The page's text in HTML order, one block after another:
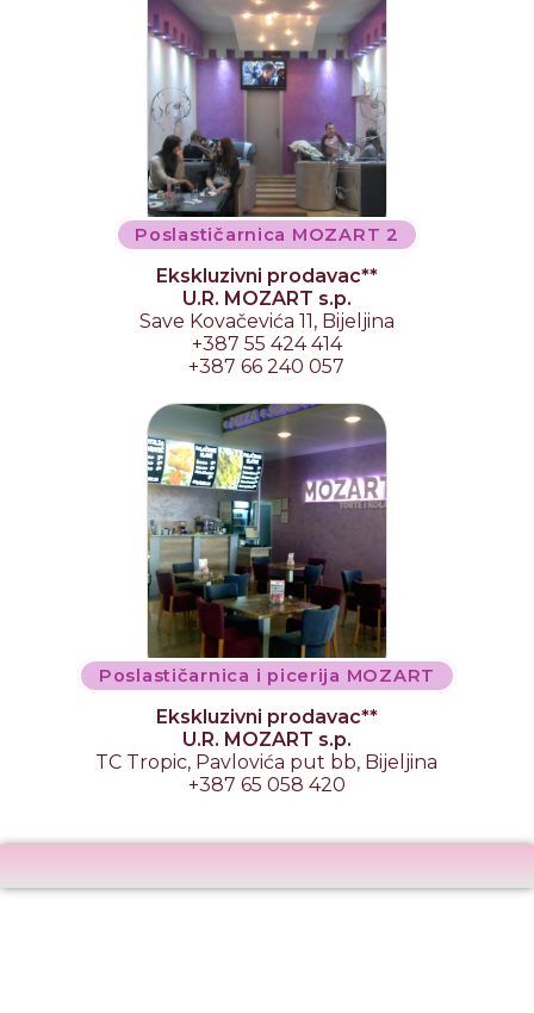
Poslastičarnica MOZART 2
Ekskluzivni prodavac**
U.R. MOZART s.p.
Save Kovačevića 11, Bijeljina
+387 55 424 414
+387 66 240 057
Poslastičarnica i picerija MOZART
Ekskluzivni prodavac**
U.R. MOZART s.p.
TC Tropic, Pavlovića put bb, Bijeljina
+387 65 058 420